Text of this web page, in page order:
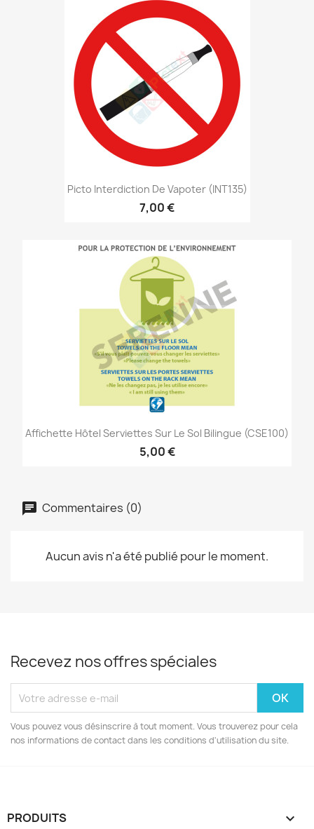
Picto Interdiction De Vapoter (INT135)
7,00 €
Affichette Hôtel Serviettes Sur Le Sol Bilingue (CSE100)
5,00 €
Commentaires (0)
Aucun avis n'a été publié pour le moment.
Recevez nos offres spéciales
Vous pouvez vous désinscrire à tout moment. Vous trouverez pour cela
nos informations de contact dans les conditions d'utilisation du site.
PRODUITS 